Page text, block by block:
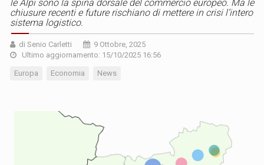
le Alpi sono la spina dorsale del commercio europeo. Ma le
chiusure recenti e future rischiano di mettere in crisi l’intero
sistema logistico.
di Senio Carletti
9 Ottobre, 2025
Ultimo aggiornamento: 15/10/2025 16:56
Europa Economia News